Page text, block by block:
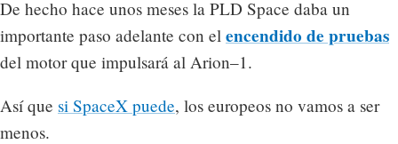
De hecho hace unos meses la PLD Space daba un
importante paso adelante con el encendido de pruebas
del motor que impulsará al Arion–1.
Así que si SpaceX puede, los europeos no vamos a ser
menos.